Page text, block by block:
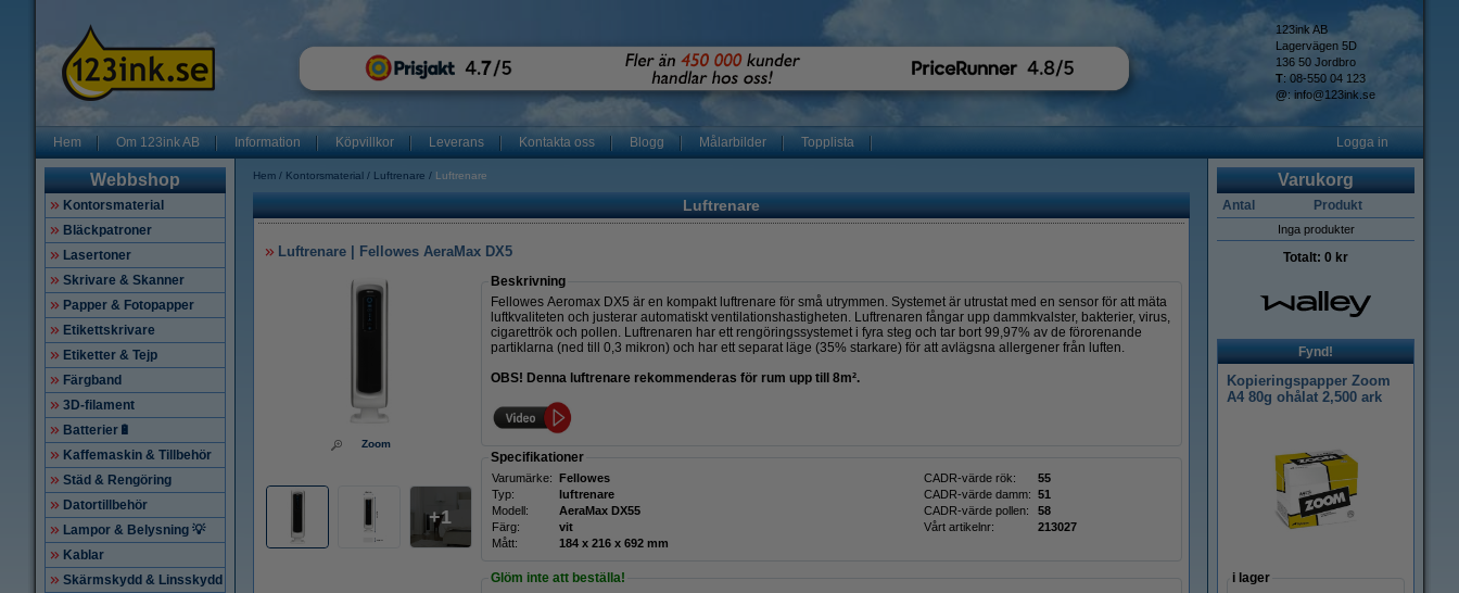
123ink AB
Lagervägen 5D
136 50 Jordbro
T: 08-550 04 123
@: info@123ink.se
Hem Om 123ink AB Information Köpvillkor Leverans Kontakta oss Blogg Målarbilder Topplista Logga in
Webbshop
Kontorsmaterial
Bläckpatroner
Lasertoner
Skrivare & Skanner
Papper & Fotopapper
Etikettskrivare
Etiketter & Tejp
Färgband
3D-filament
Batterier🔋
Kaffemaskin & Tillbehör
Städ & Rengöring
Datortillbehör
Lampor & Belysning 💡
Kablar
Skärmskydd & Linsskydd
Hem Kontorsmaterial Luftrenare Luftrenare
Luftrenare
Luftrenare | Fellowes AeraMax DX5
Zoom
1
Beskrivning
Fellowes Aeromax DX5 är en kompakt luftrenare för små utrymmen. Systemet är utrustat med en sensor för att mäta
luftkvaliteten och justerar automatiskt ventilationshastigheten. Luftrenaren fångar upp dammkvalster, bakterier, virus,
cigarettrök och pollen. Luftrenaren har ett rengöringssystemet i fyra steg och tar bort 99,97% av de förorenande
partiklarna (ned till 0,3 mikron) och har ett separat läge (35% starkare) för att avlägsna allergener från luften.
OBS! Denna luftrenare rekommenderas för rum upp till 8m².
Specifikationer
Varumärke: Fellowes CADR-värde rök:
55
Typ:
luftrenare CADR-värde damm: 51
Modell:
AeraMax DX55 CADR-värde pollen:
58
Färg:
vit Vårt artikelnr:
213027
Mått:
184 x 216 x 692 mm
Glöm inte att beställa!
Varukorg
Antal Produkt
Inga produkter
Totalt: 0 kr
Fynd!
Kopieringspapper Zoom
A4 80g ohålat 2,500 ark
i lager